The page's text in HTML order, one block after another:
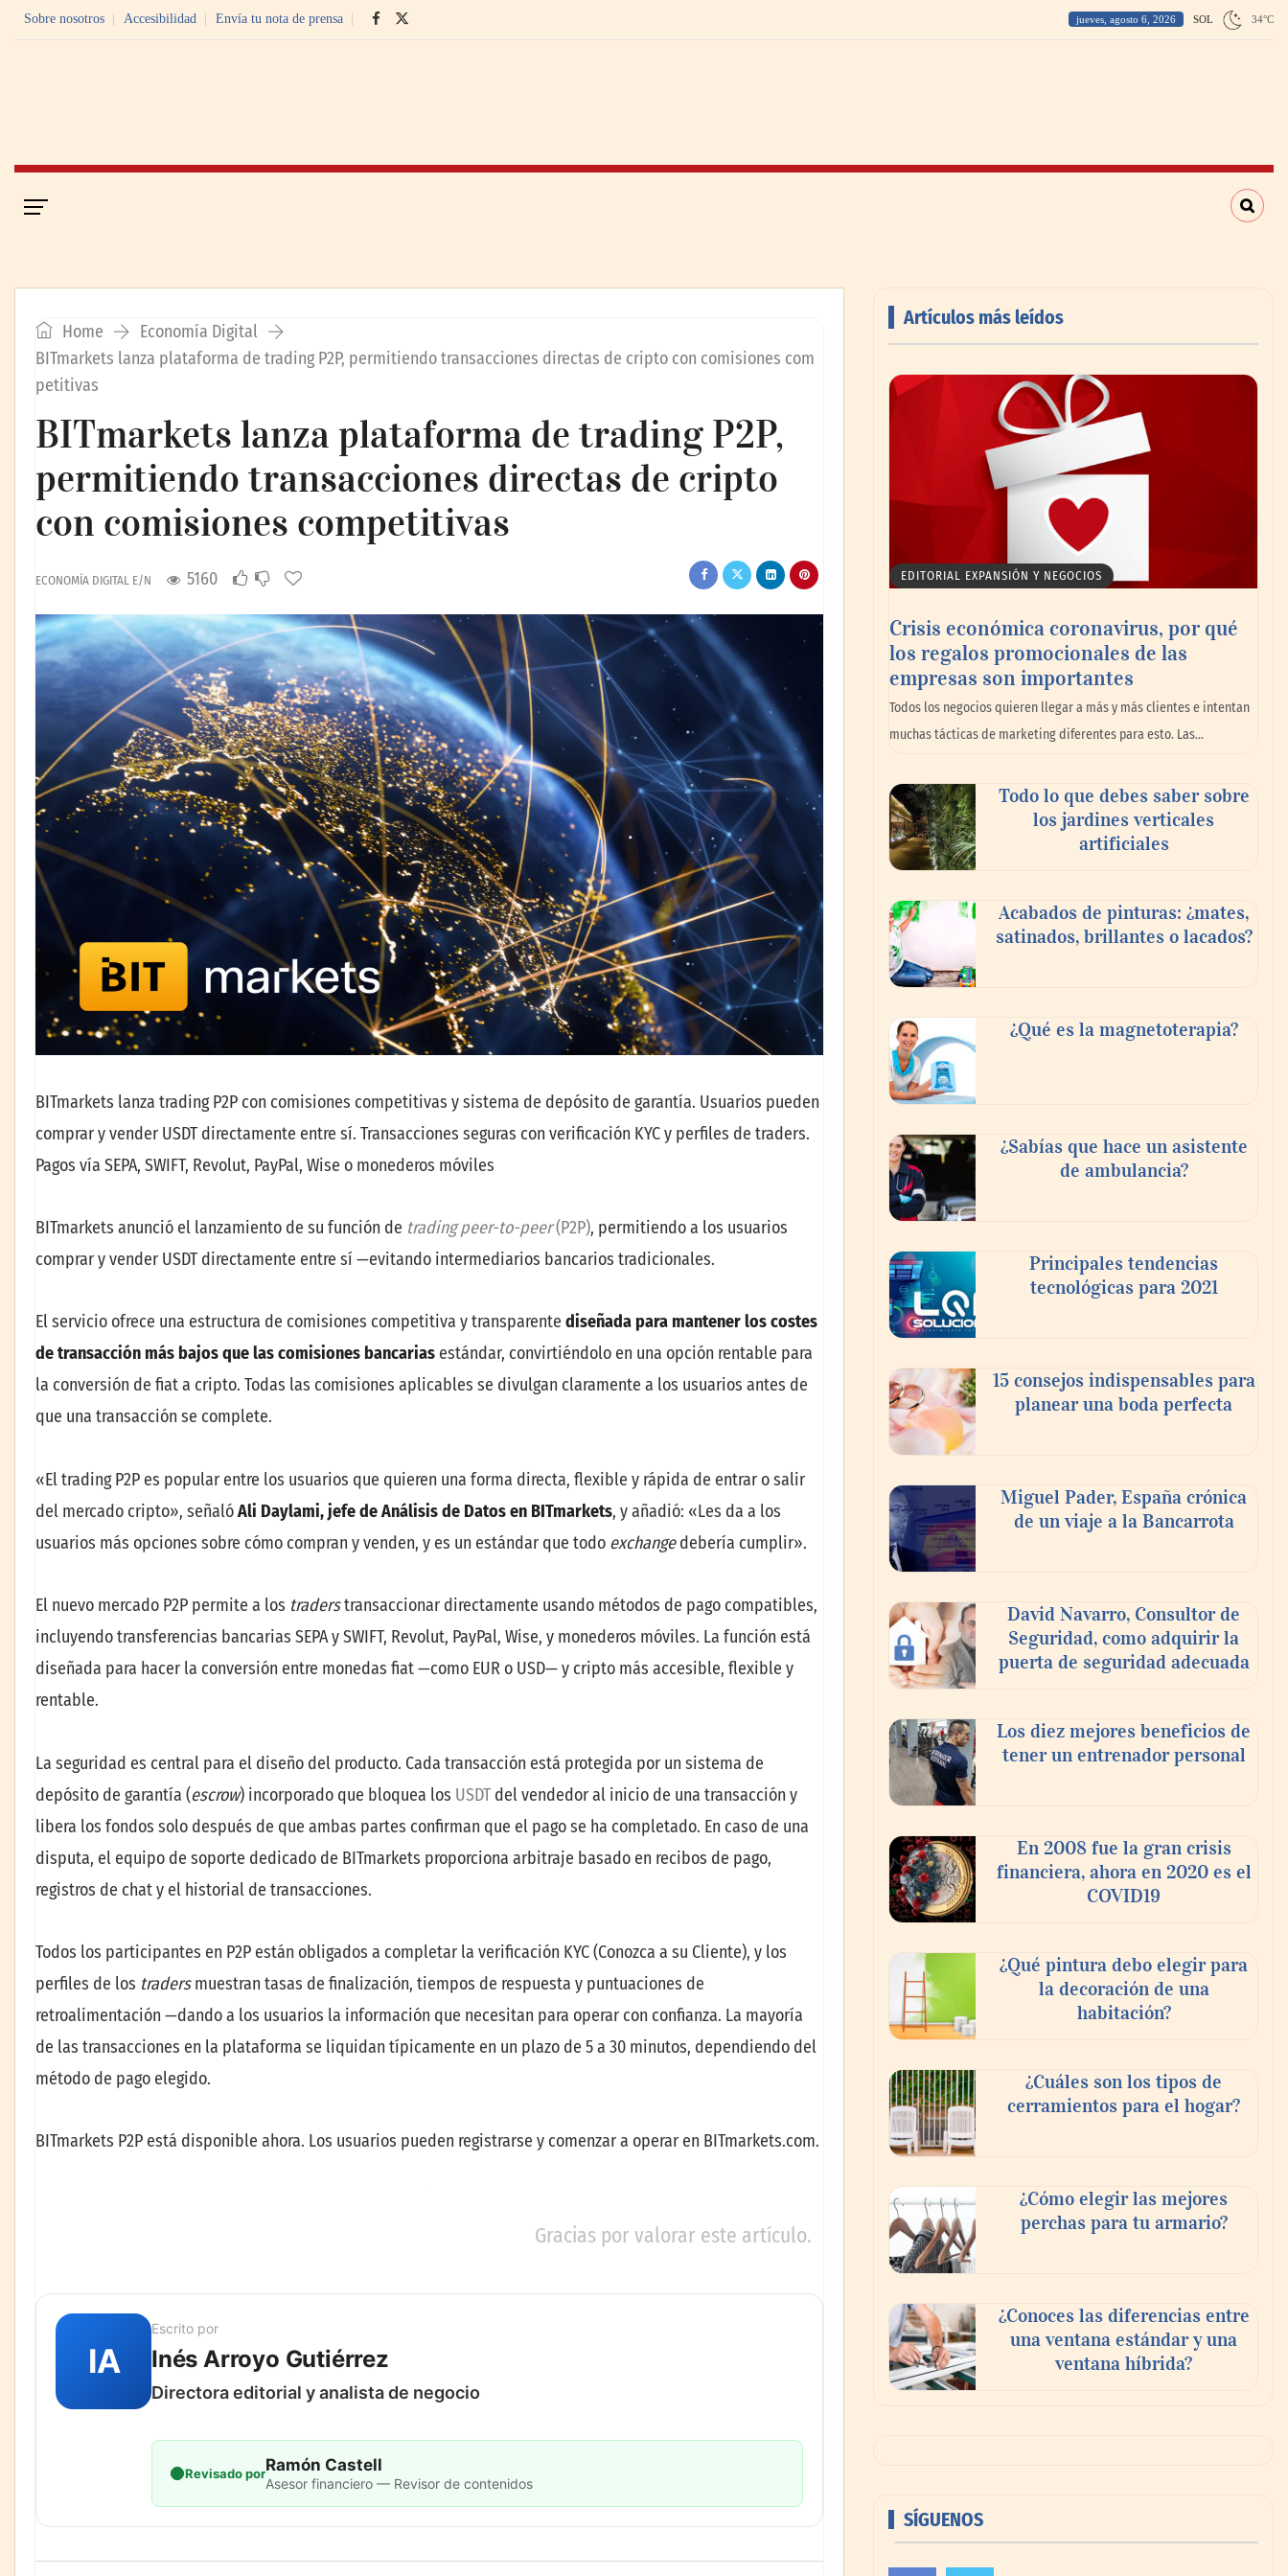
Sobre nosotros Accesibilidad Envía tu nota de prensa jueves, agosto 6, 2026 SOL 34°C
Home
Economía Digital
BITmarkets lanza plataforma de trading P2P, permitiendo transacciones directas de cripto con comisiones com
petitivas
BITmarkets lanza plataforma de trading P2P,
permitiendo transacciones directas de cripto
con comisiones competitivas
ECONOMÍA DIGITAL E/N 5160
BITmarkets lanza trading P2P con comisiones competitivas y sistema de depósito de garantía. Usuarios pueden
comprar y vender USDT directamente entre sí. Transacciones seguras con verificación KYC y perfiles de traders.
Pagos vía SEPA, SWIFT, Revolut, PayPal, Wise o monederos móviles
BITmarkets anunció el lanzamiento de su función de trading peer-to-peer(P2P), permitiendo a los usuarios
comprar y vender USDT directamente entre sí —evitando intermediarios bancarios tradicionales.
El servicio ofrece una estructura de comisiones competitiva y transparente diseñada para mantener los costes
de transacción más bajos que las comisiones bancarias estándar, convirtiéndolo en una opción rentable para
la conversión de fiat a cripto. Todas las comisiones aplicables se divulgan claramente a los usuarios antes de
que una transacción se complete.
«El trading P2P es popular entre los usuarios que quieren una forma directa, flexible y rápida de entrar o salir
del mercado cripto», señalóAli Daylami, jefe de Análisis de Datos en BITmarkets, y añadió: «Les da a los
usuarios más opciones sobre cómo compran y venden, y es un estándar que todo exchangedebería cumplir».
El nuevo mercado P2P permite a los traderstransaccionar directamente usando métodos de pago compatibles,
incluyendo transferencias bancarias SEPA y SWIFT, Revolut, PayPal, Wise, y monederos móviles. La función está
diseñada para hacer la conversión entre monedas fiat —como EUR o USD— y cripto más accesible, flexible y
rentable.
La seguridad es central para el diseño del producto. Cada transacción está protegida por un sistema de
depósito de garantía (escrow) incorporado que bloquea los USDT del vendedor al inicio de una transacción y
libera los fondos solo después de que ambas partes confirman que el pago se ha completado. En caso de una
disputa, el equipo de soporte dedicado de BITmarkets proporciona arbitraje basado en recibos de pago,
registros de chat y el historial de transacciones.
Todos los participantes en P2P están obligados a completar la verificación KYC (Conozca a su Cliente), y los
perfiles de los tradersmuestran tasas de finalización, tiempos de respuesta y puntuaciones de
retroalimentación —dando a los usuarios la información que necesitan para operar con confianza. La mayoría
de las transacciones en la plataforma se liquidan típicamente en un plazo de 5 a 30 minutos, dependiendo del
método de pago elegido.
BITmarkets P2P está disponible ahora. Los usuarios pueden registrarse y comenzar a operar en BITmarkets.com.
Gracias por valorar este artículo.
IA
Escrito por
Inés Arroyo Gutiérrez
Directora editorial y analista de negocio
Revisado porRamón Castell
Asesor financiero — Revisor de contenidos
Artículos más leídos
EDITORIAL EXPANSIÓN Y NEGOCIOS
Crisis económica coronavirus, por qué
los regalos promocionales de las
empresas son importantes
Todos los negocios quieren llegar a más y más clientes e intentan
muchas tácticas de marketing diferentes para esto. Las…
Todo lo que debes saber sobre
los jardines verticales
artificiales
Acabados de pinturas: ¿mates,
satinados, brillantes o lacados?
¿Qué es la magnetoterapia?
¿Sabías que hace un asistente
de ambulancia?
Principales tendencias
tecnológicas para 2021
15 consejos indispensables para
planear una boda perfecta
Miguel Pader, España crónica
de un viaje a la Bancarrota
David Navarro, Consultor de
Seguridad, como adquirir la
puerta de seguridad adecuada
Los diez mejores beneficios de
tener un entrenador personal
En 2008 fue la gran crisis
financiera, ahora en 2020 es el
COVID19
¿Qué pintura debo elegir para
la decoración de una
habitación?
¿Cuáles son los tipos de
cerramientos para el hogar?
¿Cómo elegir las mejores
perchas para tu armario?
¿Conoces las diferencias entre
una ventana estándar y una
ventana híbrida?
SÍGUENOS